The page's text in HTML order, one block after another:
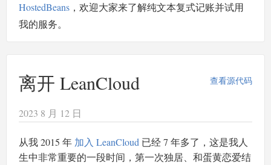
HostedBeans ，欢迎大家来了解纯文本复式记账并试用
我的服务。
查看源代码
离开 LeanCloud
2023 8 月 12 日
从我 2015 年 加入 LeanCloud 已经 7 年多了，这是我人
生中非常重要的一段时间，第一次独居、和蛋黄恋爱结